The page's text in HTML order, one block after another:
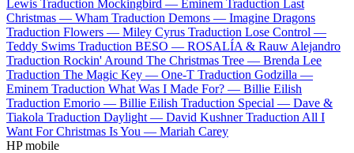
Lewis Traduction Mockingbird — Eminem Traduction Last
Christmas — Wham Traduction Demons — Imagine Dragons
Traduction Flowers — Miley Cyrus Traduction Lose Control —
Teddy Swims Traduction BESO — ROSALÍA & Rauw Alejandro
Traduction Rockin' Around The Christmas Tree — Brenda Lee
Traduction The Magic Key — One-T Traduction Godzilla —
Eminem Traduction What Was I Made For? — Billie Eilish
Traduction Emorio — Billie Eilish Traduction Special — Dave &
Tiakola Traduction Daylight — David Kushner Traduction All I
Want For Christmas Is You — Mariah Carey
HP mobile